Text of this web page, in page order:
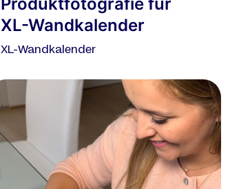
XL-Wandkalender
XL-Wandkalender